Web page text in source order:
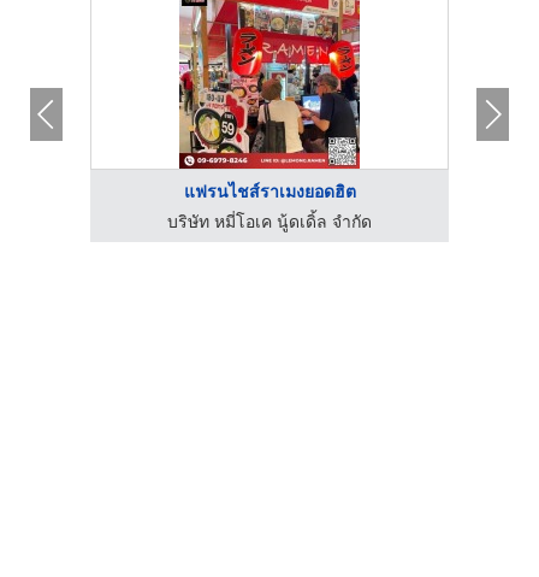
แฟรนไชส์ราเมงยอดฮิต
บริษัท หมี่โอเค นู้ดเดิ้ล จำกัด